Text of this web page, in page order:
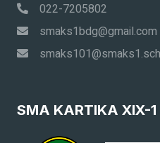
022-7205802
smaks1bdg@gmail.com
SMA KARTIKA XIX-1